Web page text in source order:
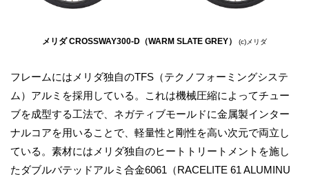
メリダ CROSSWAY300-D（WARM SLATE GREY） (c)メリダ
フレームにはメリダ独自のTFS（テクノフォーミングシステ
ム）アルミを採用している。これは機械圧縮によってチュー
ブを成型する工法で、ネガティブモールドに金属製インター
ナルコアを用いることで、軽量性と剛性を高い次元で両立し
ている。素材にはメリダ独自のヒートトリートメントを施し
たダブルバテッドアルミ合金6061（RACELITE 61 ALUMINU